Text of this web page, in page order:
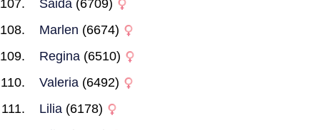
Saida (6709)
Marlen (6674)
Regina (6510)
Valeria (6492)
Lilia (6178)